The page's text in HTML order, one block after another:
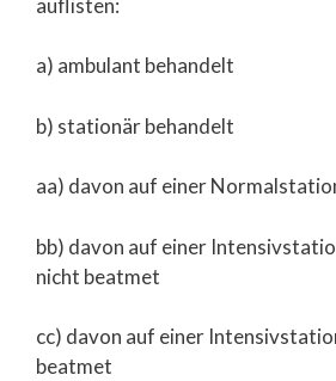
auflisten:
a) ambulant behandelt
b) stationär behandelt
aa) davon auf einer
bb) davon auf einer
nicht beatmet
cc) davon auf einer
beatmet